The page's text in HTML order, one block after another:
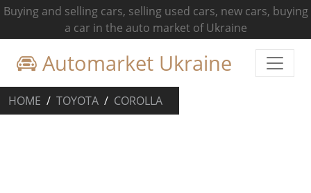
Buying and selling cars, selling used cars, new cars, buying
a car in the auto market of Ukraine
Automarket Ukraine
HOME TOYOTA COROLLA